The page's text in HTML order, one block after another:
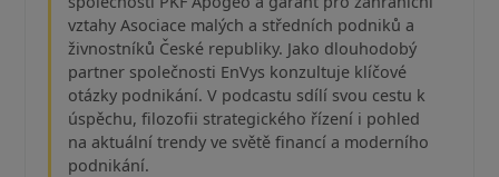
vztahy Asociace malých a středních podniků a
živnostníků České republiky. Jako dlouhodobý
partner společnosti EnVys konzultuje klíčové
otázky podnikání. V podcastu sdílí svou cestu k
úspěchu, filozofii strategického řízení i pohled
na aktuální trendy ve světě financí a moderního
podnikání.